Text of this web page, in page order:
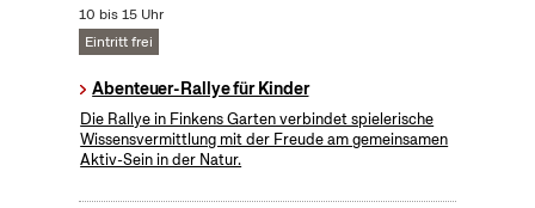
10 bis 15 Uhr
Eintritt frei
Abenteuer-Rallye für Kinder
Die Rallye in Finkens Garten verbindet spielerische
Wissensvermittlung mit der Freude am gemeinsamen
Aktiv-Sein in der Natur.